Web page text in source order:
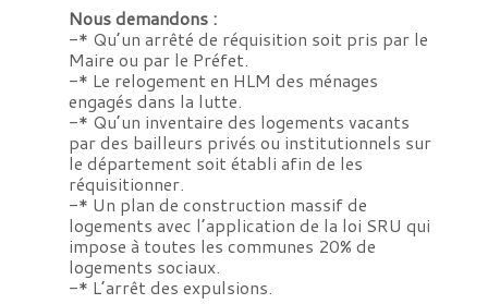
Nous demandons :
-* Qu’un arrêté de réquisition soit pris par le
Maire ou par le Préfet.
-* Le relogement en HLM des ménages
engagés dans la lutte.
-* Qu’un inventaire des logements vacants
par des bailleurs privés ou institutionnels sur
le département soit établi afin de les
réquisitionner.
-* Un plan de construction massif de
logements avec l’application de la loi SRU qui
impose à toutes les communes 20% de
logements sociaux.
-* L’arrêt des expulsions.